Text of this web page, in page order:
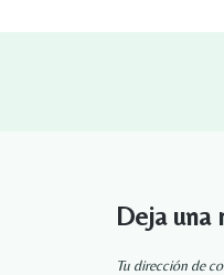
Deja una
Tu dirección de